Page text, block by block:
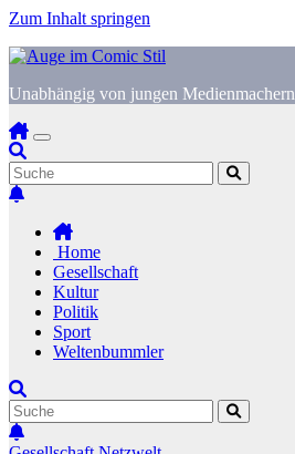
Zum Inhalt springen
Unabhängig von jungen Medienmachern
Home
Gesellschaft
Kultur
Politik
Sport
Weltenbummler